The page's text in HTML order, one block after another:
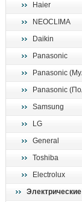
Haier
NEOCLIMA
Daikin
Panasonic
Panasonic
Panasonic
Samsung
LG
General
Toshiba
Electrolux